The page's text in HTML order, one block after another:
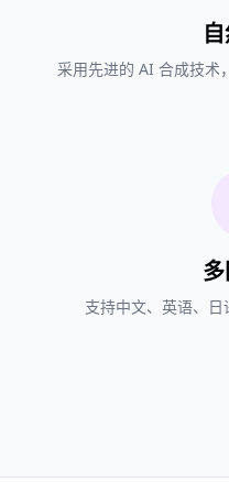
采用先进的 AI 合成技术
支持中文、英语、日